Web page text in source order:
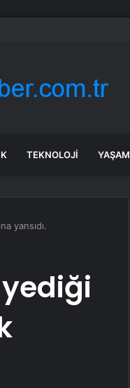
suda yüzmeyin
TEKNOLOJI YAŞAM
yansıdı.